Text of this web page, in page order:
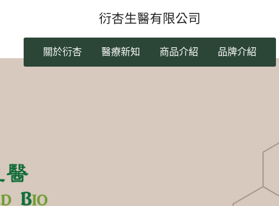
衍杏生醫有限公司
關於衍杏 醫療新知 商品介紹 品牌介紹